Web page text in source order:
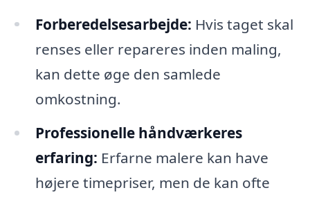
Forberedelsesarbejde: Hvis taget skal
renses eller repareres inden maling,
kan dette øge den samlede
omkostning.
Professionelle håndværkeres
erfaring: Erfarne malere kan have
højere timepriser, men de kan ofte